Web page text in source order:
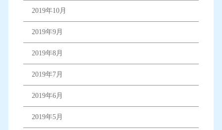
2019年10月
2019年9月
2019年8月
2019年7月
2019年6月
2019年5月